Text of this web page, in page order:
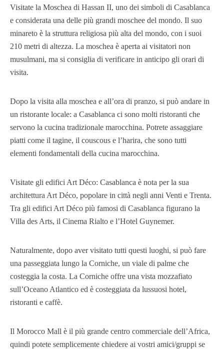
Visitate la Moschea di Hassan II, uno dei simboli di Casablanca
e considerata una delle più grandi moschee del mondo. Il suo
minareto è la struttura religiosa più alta del mondo, con i suoi
210 metri di altezza. La moschea è aperta ai visitatori non
musulmani, ma si consiglia di verificare in anticipo gli orari di
visita.
Dopo la visita alla moschea e all’ora di pranzo, si può andare in
un ristorante locale: a Casablanca ci sono molti ristoranti che
servono la cucina tradizionale marocchina. Potrete assaggiare
piatti come il tagine, il couscous e l’harira, che sono tutti
elementi fondamentali della cucina marocchina.
Visitate gli edifici Art Déco: Casablanca è nota per la sua
architettura Art Déco, popolare in città negli anni Venti e Trenta.
Tra gli edifici Art Déco più famosi di Casablanca figurano la
Villa des Arts, il Cinema Rialto e l’Hotel Guynemer.
Naturalmente, dopo aver visitato tutti questi luoghi, si può fare
una passeggiata lungo la Corniche, un viale di palme che
costeggia la costa. La Corniche offre una vista mozzafiato
sull’Oceano Atlantico ed è costeggiata da lussuosi hotel,
ristoranti e caffè.
Il Morocco Mall è il più grande centro commerciale dell’Africa,
quindi potete semplicemente chiedere ai vostri amici/gruppi se